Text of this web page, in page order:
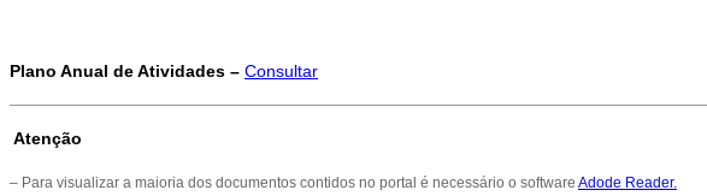
Plano Anual de Atividades – Consultar
Atenção
– Para visualizar a maioria dos documentos contidos no portal é necessário o software Adode Reader.